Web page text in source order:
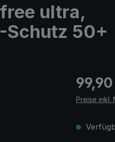
ultra,
Schutz 50+
Regulärer
Preise inkl.